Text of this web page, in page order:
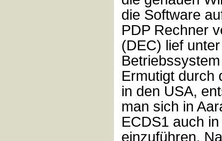
die Software
PDP Rechner
(DEC) lief
Ermutigt durch
in den USA,
man sich in
ECDS1 auch
einzuführen.